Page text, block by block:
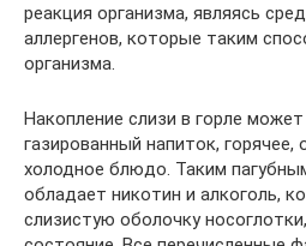
реакция организма, являясь
аллергенов, которые таким
организма.
Накопление слизи в горле
газированный напиток, горячее,
холодное блюдо. Таким
обладает никотин и алкоголь,
слизистую оболочку